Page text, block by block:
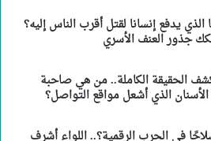
يدفع إنسانا لقتل أقرب الناس إليه؟
جذور العنف الأسري
الحقيقة الكاملة.. من هي صاحبة
الذي أشعل مواقع التواصل؟